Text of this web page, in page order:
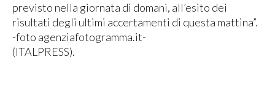
previsto nella giornata di domani, all’esito dei
risultati degli ultimi accertamenti di questa mattina”.
-foto agenziafotogramma.it-
(ITALPRESS).